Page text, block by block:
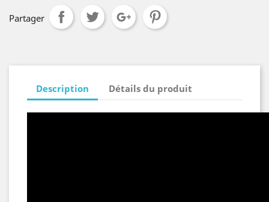
Partager
Description Détails du produit